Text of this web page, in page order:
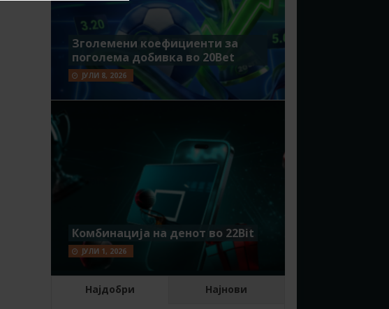
Зголемени коефициенти за
поголема добивка во 20Bet
ЈУЛИ 8, 2026
Комбинација на денот во 22Bit
ЈУЛИ 1, 2026
Најдобри Најнови